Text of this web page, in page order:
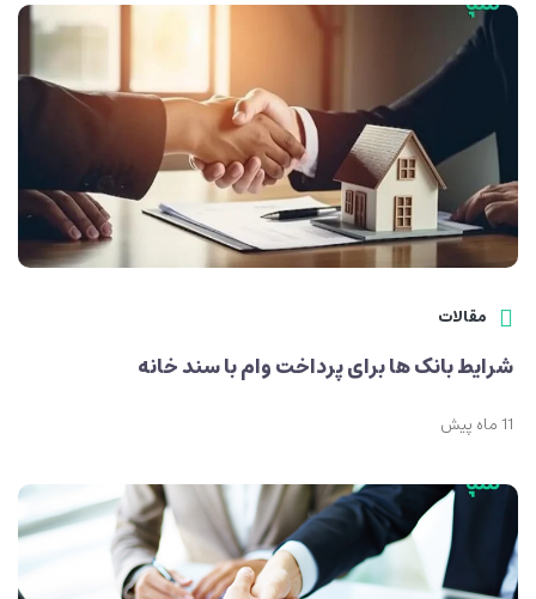
مقالات
شرایط بانک ها برای پرداخت وام با سند خانه
11 ماه پیش